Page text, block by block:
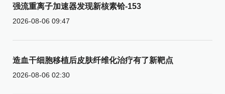
强流重离子加速器发现新核素铪-153
2026-08-06 09:47
造血干细胞移植后皮肤纤维化治疗有了新靶点
2026-08-06 02:30